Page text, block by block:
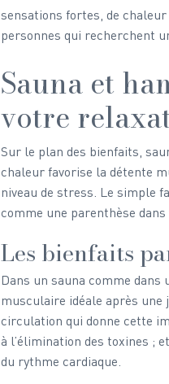
sensations fortes, de
personnes qui recherchent
Sauna et
votre
Sur le plan des bienfaits,
chaleur favorise la détente
niveau de stress. Le simple
comme une parenthèse
Les bienfaits
Dans un sauna comme
musculaire idéale après une
circulation qui donne cette
à l’élimination des toxines ;
du rythme cardiaque.